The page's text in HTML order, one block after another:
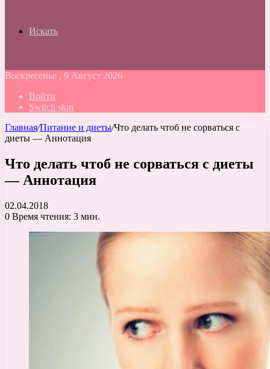
Искать
Воскресенье , 9 Август 2026
Войти
Switch skin
Главная/Питание и диеты/Что делать чтоб не сорваться с
диеты — Аннотация
Что делать чтоб не сорваться с диеты
— Аннотация
02.04.2018
0 Время чтения: 3 мин.